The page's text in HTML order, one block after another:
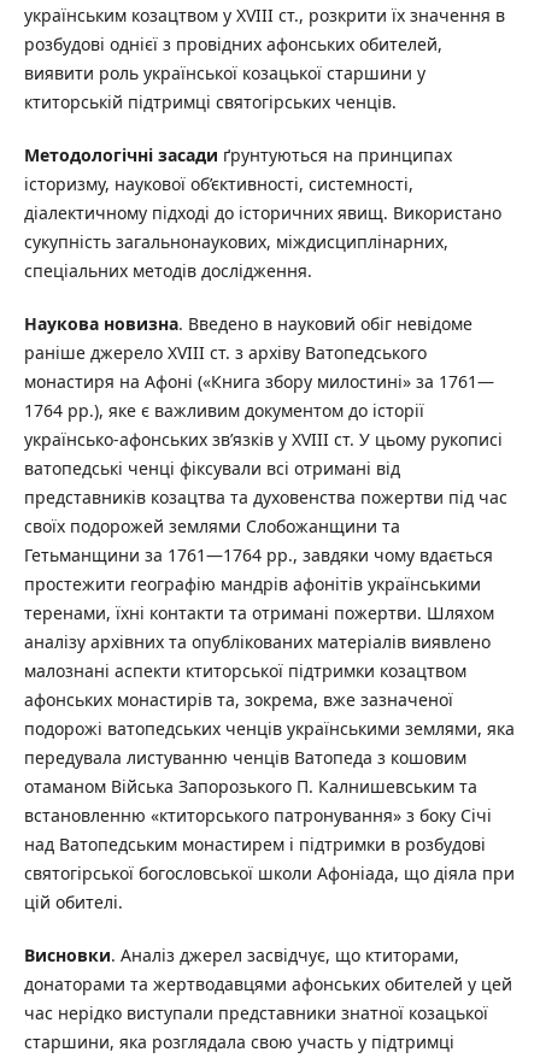
українським козацтвом у XVIII ст., розкрити їх значення в
розбудові однієї з провідних афонських обителей,
виявити роль української козацької старшини у
ктиторській підтримці святогірських ченців.
Методологічні засади ґрунтуються на принципах
історизму, наукової об’єктивності, системності,
діалектичному підході до історичних явищ. Використано
сукупність загальнонаукових, міждисциплінарних,
спеціальних методів дослідження.
Наукова новизна. Введено в науковий обіг невідоме
раніше джерело XVIII ст. з архіву Ватопедського
монастиря на Афоні («Книга збору милостині» за 1761—
1764 рр.), яке є важливим документом до історії
українсько-афонських зв’язків у XVIII ст. У цьому рукописі
ватопедські ченці фіксували всі отримані від
представників козацтва та духовенства пожертви під час
своїх подорожей землями Слобожанщини та
Гетьманщини за 1761—1764 рр., завдяки чому вдається
простежити географію мандрів афонітів українськими
теренами, їхні контакти та отримані пожертви. Шляхом
аналізу архівних та опублікованих матеріалів виявлено
малознані аспекти ктиторської підтримки козацтвом
афонських монастирів та, зокрема, вже зазначеної
подорожі ватопедських ченців українськими землями, яка
передувала листуванню ченців Ватопеда з кошовим
отаманом Війська Запорозького П. Калнишевським та
встановленню «ктиторського патронування» з боку Січі
над Ватопедським монастирем і підтримки в розбудові
святогірської богословської школи Афоніада, що діяла при
цій обителі.
Висновки. Аналіз джерел засвідчує, що ктиторами,
донаторами та жертводавцями афонських обителей у цей
час нерідко виступали представники знатної козацької
старшини, яка розглядала свою участь у підтримці